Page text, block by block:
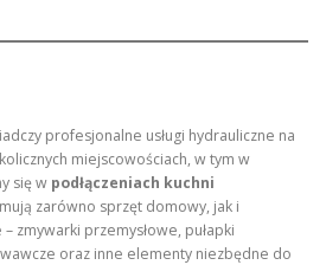
profesjonalne usługi hydrauliczne na
miejscowościach, w tym w
się w podłączeniach kuchni
zarówno sprzęt domowy, jak i
zmywarki przemysłowe, pułapki
oraz inne elementy niezbędne do